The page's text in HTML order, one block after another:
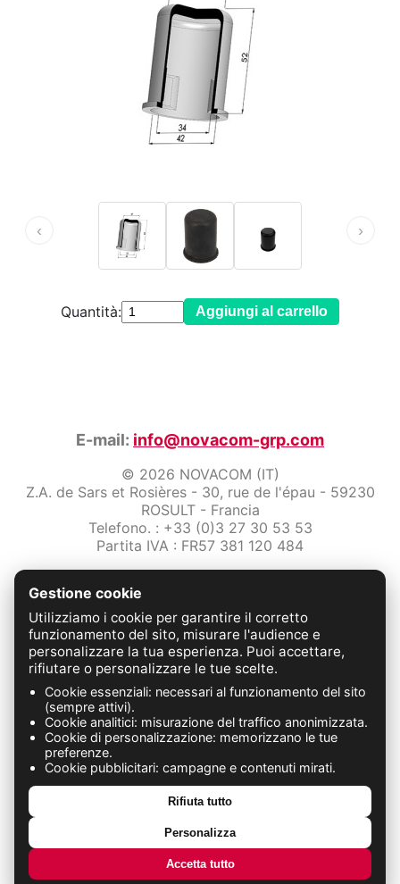
‹ ›
Quantità: Aggiungi al carrello
E-mail: info@novacom-grp.com
© 2026 NOVACOM (IT)
Z.A. de Sars et Rosières - 30, rue de l'épau - 59230
ROSULT - Francia
Telefono. : +33 (0)3 27 30 53 53
Partita IVA : FR57 381 120 484
Protezione dei dati
Condizioni Generali di Vendita
Contattaci
FABRICATION FRANÇAISE
Gestione cookie
Utilizziamo i cookie per garantire il corretto
funzionamento del sito, misurare l'audience e
personalizzare la tua esperienza. Puoi accettare,
rifiutare o personalizzare le tue scelte.
Cookie essenziali: necessari al funzionamento del sito
(sempre attivi).
Cookie analitici: misurazione del traffico anonimizzata.
Cookie di personalizzazione: memorizzano le tue
preferenze.
Cookie pubblicitari: campagne e contenuti mirati.
Rifiuta tutto
Personalizza
Accetta tutto